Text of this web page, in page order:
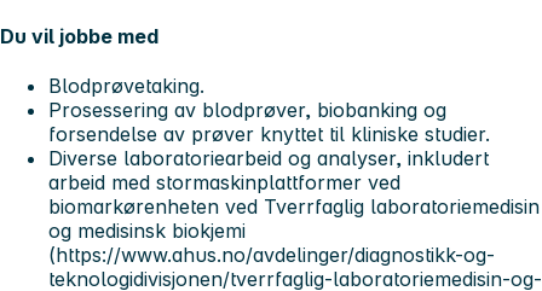
Du vil jobbe med
Blodprøvetaking.
Prosessering av blodprøver, biobanking og
forsendelse av prøver knyttet til kliniske studier.
Diverse laboratoriearbeid og analyser, inkludert
arbeid med stormaskinplattformer ved
biomarkørenheten ved Tverrfaglig laboratoriemedisin
og medisinsk biokjemi
(https://www.ahus.no/avdelinger/diagnostikk-og-
teknologidivisjonen/tverrfaglig-laboratoriemedisin-og-